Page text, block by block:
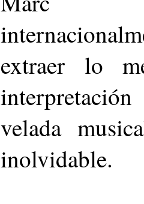
extraer lo
velada
inolvidable.